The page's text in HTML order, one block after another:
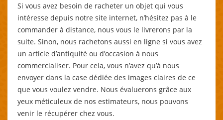
Si vous avez besoin de racheter un objet qui vous
intéresse depuis notre site internet, n’hésitez pas à le
commander à distance, nous vous le livrerons par la
suite. Sinon, nous rachetons aussi en ligne si vous avez
un article d’antiquité ou d’occasion à nous
commercialiser. Pour cela, vous n’avez qu’à nous
envoyer dans la case dédiée des images claires de ce
que vous voulez vendre. Nous évaluerons grâce aux
yeux méticuleux de nos estimateurs, nous pouvons
venir le récupérer chez vous.